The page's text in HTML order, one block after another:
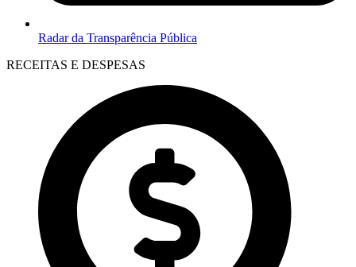
Radar da Transparência Pública
RECEITAS E DESPESAS